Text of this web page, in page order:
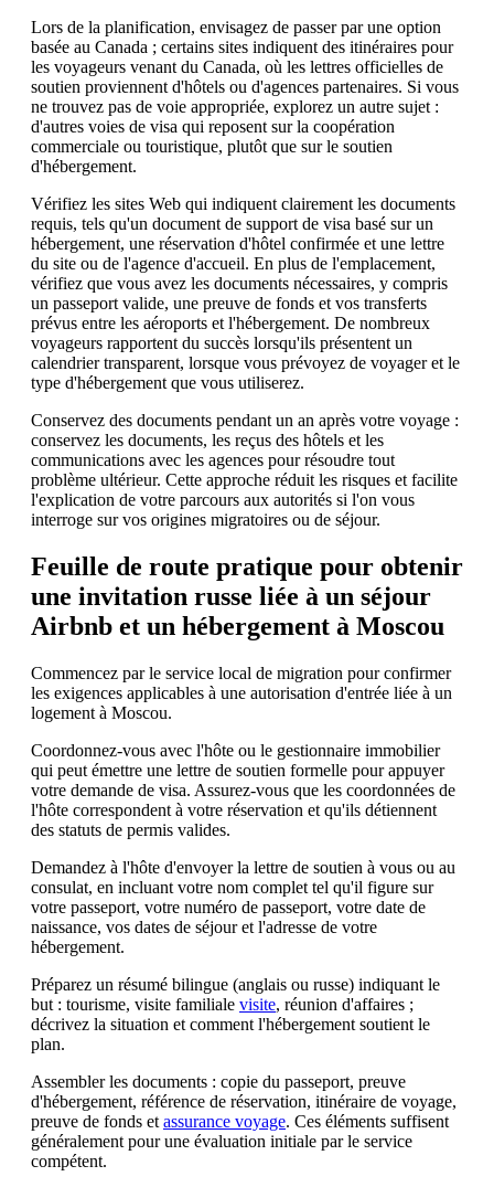
Lors de la planification, envisagez de passer par une option
basée au Canada ; certains sites indiquent des itinéraires pour
les voyageurs venant du Canada, où les lettres officielles de
soutien proviennent d'hôtels ou d'agences partenaires. Si vous
ne trouvez pas de voie appropriée, explorez un autre sujet :
d'autres voies de visa qui reposent sur la coopération
commerciale ou touristique, plutôt que sur le soutien
d'hébergement.
Vérifiez les sites Web qui indiquent clairement les documents
requis, tels qu'un document de support de visa basé sur un
hébergement, une réservation d'hôtel confirmée et une lettre
du site ou de l'agence d'accueil. En plus de l'emplacement,
vérifiez que vous avez les documents nécessaires, y compris
un passeport valide, une preuve de fonds et vos transferts
prévus entre les aéroports et l'hébergement. De nombreux
voyageurs rapportent du succès lorsqu'ils présentent un
calendrier transparent, lorsque vous prévoyez de voyager et le
type d'hébergement que vous utiliserez.
Conservez des documents pendant un an après votre voyage :
conservez les documents, les reçus des hôtels et les
communications avec les agences pour résoudre tout
problème ultérieur. Cette approche réduit les risques et facilite
l'explication de votre parcours aux autorités si l'on vous
interroge sur vos origines migratoires ou de séjour.
Feuille de route pratique pour obtenir
une invitation russe liée à un séjour
Airbnb et un hébergement à Moscou
Commencez par le service local de migration pour confirmer
les exigences applicables à une autorisation d'entrée liée à un
logement à Moscou.
Coordonnez-vous avec l'hôte ou le gestionnaire immobilier
qui peut émettre une lettre de soutien formelle pour appuyer
votre demande de visa. Assurez-vous que les coordonnées de
l'hôte correspondent à votre réservation et qu'ils détiennent
des statuts de permis valides.
Demandez à l'hôte d'envoyer la lettre de soutien à vous ou au
consulat, en incluant votre nom complet tel qu'il figure sur
votre passeport, votre numéro de passeport, votre date de
naissance, vos dates de séjour et l'adresse de votre
hébergement.
Préparez un résumé bilingue (anglais ou russe) indiquant le
but : tourisme, visite familiale visite, réunion d'affaires ;
décrivez la situation et comment l'hébergement soutient le
plan.
Assembler les documents : copie du passeport, preuve
d'hébergement, référence de réservation, itinéraire de voyage,
preuve de fonds et assurance voyage. Ces éléments suffisent
généralement pour une évaluation initiale par le service
compétent.